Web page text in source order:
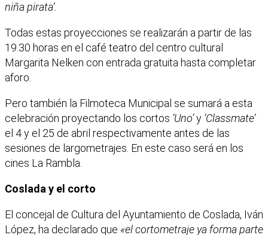
niña pirata’.
Todas estas proyecciones se realizarán a partir de las
19.30 horas en el café teatro del centro cultural
Margarita Nelken con entrada gratuita hasta completar
aforo.
Pero también la Filmoteca Municipal se sumará a esta
celebración proyectando los cortos ‘Uno’y ‘Classmate’
el 4 y el 25 de abril respectivamente antes de las
sesiones de largometrajes. En este caso será en los
cines La Rambla.
Coslada y el corto
El concejal de Cultura del Ayuntamiento de Coslada, Iván
López, ha declarado que «el cortometraje ya forma parte